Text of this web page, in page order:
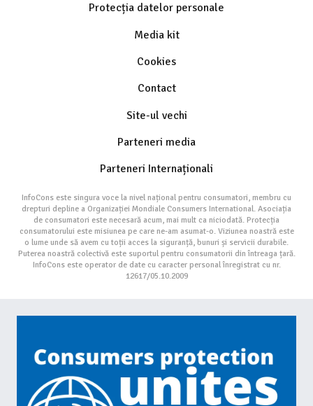
Protecția datelor personale
Media kit
Cookies
Contact
Site-ul vechi
Parteneri media
Parteneri Internaționali
InfoCons este singura voce la nivel național pentru consumatori, membru cu
drepturi depline a Organizației Mondiale Consumers International. Asociația
de consumatori este necesară acum, mai mult ca niciodată. Protecția
consumatorului este misiunea pe care ne-am asumat-o. Viziunea noastră este
o lume unde să avem cu toții acces la siguranță, bunuri și servicii durabile.
Puterea noastră colectivă este suportul pentru consumatorii din întreaga țară.
InfoCons este operator de date cu caracter personal înregistrat cu nr.
12617/05.10.2009